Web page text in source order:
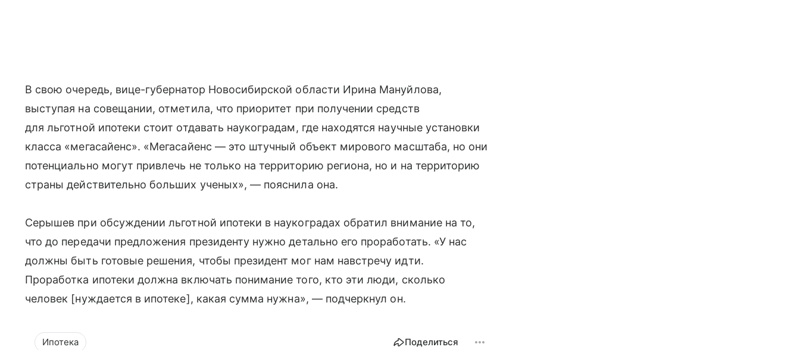
В свою очередь, вице-губернатор Новосибирской области Ирина Мануйлова,
выступая на совещании, отметила, что приоритет при получении средств
для льготной ипотеки стоит отдавать наукоградам, где находятся научные установки
класса «мегасайенс». «Мегасайенс — это штучный объект мирового масштаба, но они
потенциально могут привлечь не только на территорию региона, но и на территорию
страны действительно больших ученых», — пояснила она.
Серышев при обсуждении льготной ипотеки в наукоградах обратил внимание на то,
что до передачи предложения президенту нужно детально его проработать. «У нас
должны быть готовые решения, чтобы президент мог нам навстречу идти.
Проработка ипотеки должна включать понимание того, кто эти люди, сколько
человек [нуждается в ипотеке], какая сумма нужна», — подчеркнул он.
Ипотека Поделиться